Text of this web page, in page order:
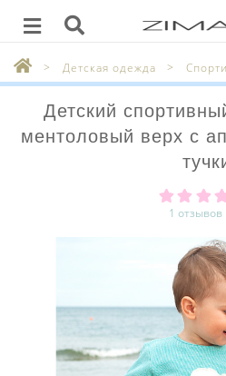
Детская одежда
Детский
ментоловый верх с
1 отзывов